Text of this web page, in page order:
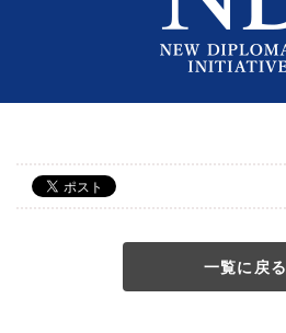
一覧に戻る